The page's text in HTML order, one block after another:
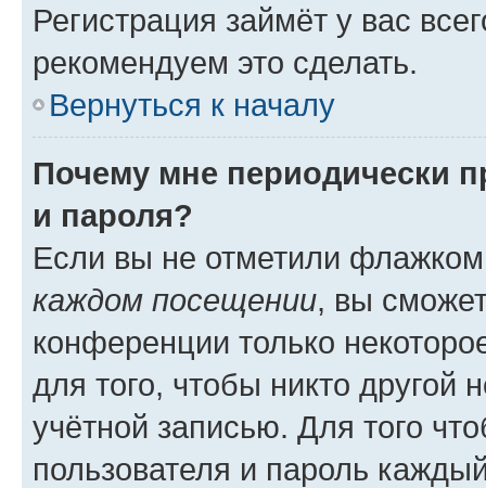
Регистрация займёт у вас
рекомендуем это сделать.
Вернуться к началу
Почему мне периодически
и пароля?
Если вы не отметили
каждом посещении, вы
конференции только
для того, чтобы никто другой
учётной записью. Для того
пользователя и пароль